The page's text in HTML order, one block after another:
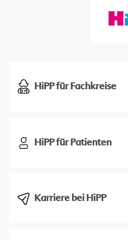
HiPP für Fachkreise
HiPP für Patienten
Karriere bei HiPP